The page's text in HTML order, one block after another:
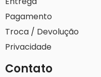
Pagamento
Troca / Devolução
Privacidade
Contato